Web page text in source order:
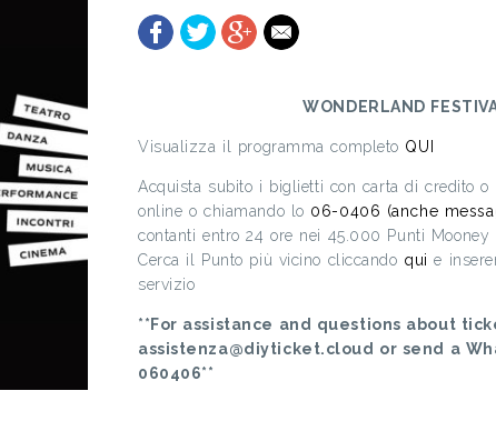
WONDERLAND
Visualizza il programma completo QUI
Acquista subito i biglietti con carta di credito o
online o chiamando lo 06-0406 (anche
contanti entro 24 ore nei 45.000 Punti Mooney
Cerca il Punto più vicino cliccando qui e
servizio
**For assistance and questions about
assistenza@diyticket.cloud or send a
060406**